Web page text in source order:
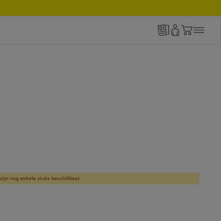
nog enkele stuks beschikbaar.